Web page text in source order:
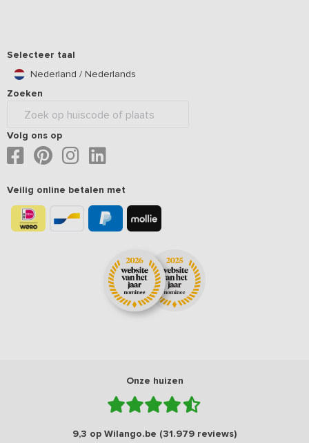
Selecteer taal
Nederland / Nederlands
Zoeken
Volg ons op
Veilig online betalen met
Onze huizen
9,3 op Wilango.be (31.979 reviews)